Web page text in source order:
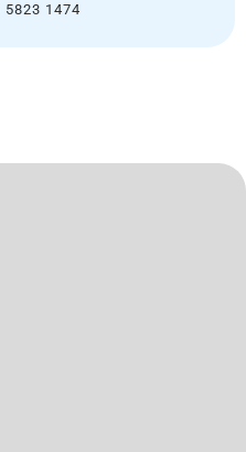
5823 1474